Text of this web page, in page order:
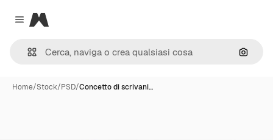
Close menu
Magnific
Cerca
Home/Stock/PSD/Concetto di scrivani…